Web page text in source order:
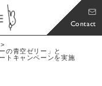
Contact
の青空ゼリー」と
トキャンペーンを実施